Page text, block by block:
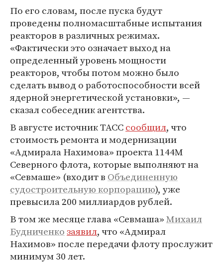
По его словам, после пуска будут
проведены полномасштабные испытания
реакторов в различных режимах.
«Фактически это означает выход на
определенный уровень мощности
реакторов, чтобы потом можно было
сделать вывод о работоспособности всей
ядерной энергетической установки», —
сказал собеседник агентства.
В августе источник ТАССсообщил, что
стоимость ремонта и модернизации
«Адмирала Нахимова» проекта 1144М
Северного флота, которые выполняют на
«Севмаше» (входит в Объединенную
судостроительную корпорацию), уже
превысила 200 миллиардов рублей.
В том же месяце глава «Севмаша»Михаил
Будниченкозаявил, что «Адмирал
Нахимов» после передачи флоту прослужит
минимум 30 лет.